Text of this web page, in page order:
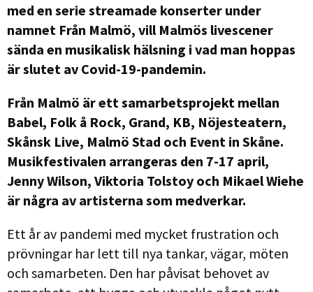
med en serie streamade konserter under
namnet Från Malmö, vill Malmös livescener
sända en musikalisk hälsning i vad man hoppas
är slutet av Covid-19-pandemin.
Från Malmö är ett samarbetsprojekt mellan
Babel, Folk å Rock, Grand, KB, Nöjesteatern,
Skånsk Live, Malmö Stad och Event in Skåne.
Musikfestivalen arrangeras den 7-17 april,
Jenny Wilson, Viktoria Tolstoy och Mikael Wiehe
är några av artisterna som medverkar.
Ett år av pandemi med mycket frustration och
prövningar har lett till nya tankar, vägar, möten
och samarbeten. Den har påvisat behovet av